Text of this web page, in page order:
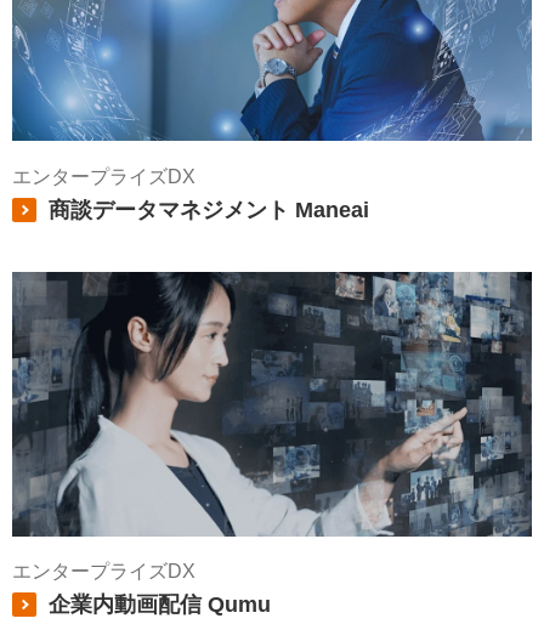
エンタープライズDX
商談データマネジメント Maneai
エンタープライズDX
企業内動画配信 Qumu